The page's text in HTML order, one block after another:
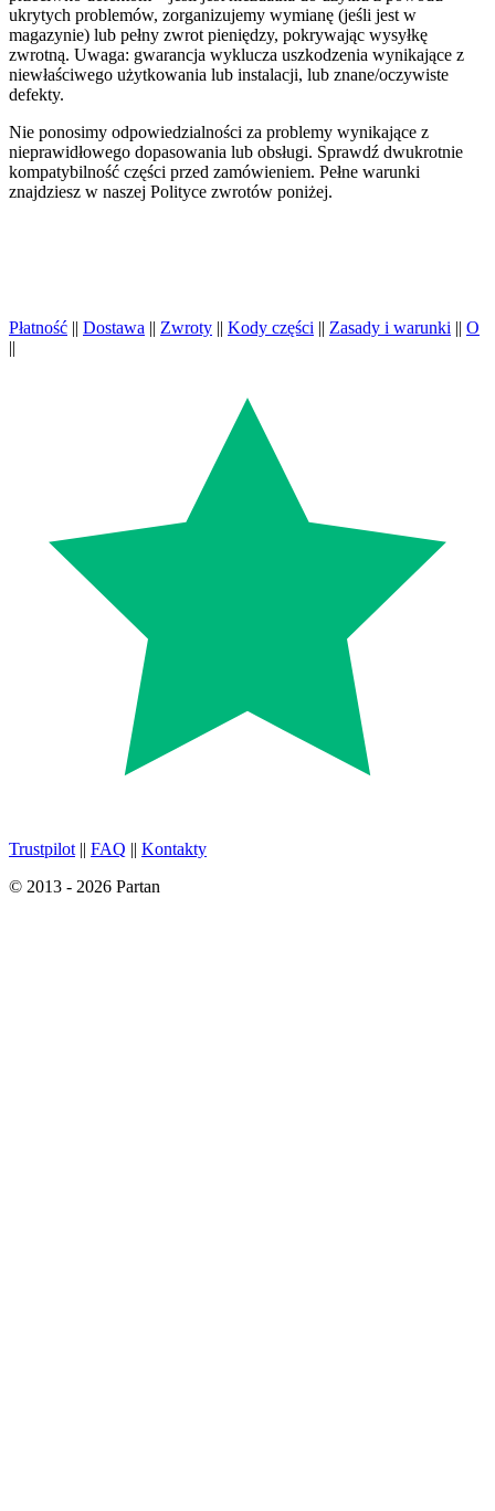
ukrytych problemów, zorganizujemy wymianę (jeśli jest w
magazynie) lub pełny zwrot pieniędzy, pokrywając wysyłkę
zwrotną. Uwaga: gwarancja wyklucza uszkodzenia wynikające z
niewłaściwego użytkowania lub instalacji, lub znane/oczywiste
defekty.
Nie ponosimy odpowiedzialności za problemy wynikające z
nieprawidłowego dopasowania lub obsługi. Sprawdź dwukrotnie
kompatybilność części przed zamówieniem. Pełne warunki
znajdziesz w naszej Polityce zwrotów poniżej.
Płatność || Dostawa || Zwroty || Kody części || Zasady i warunki || O
||
Trustpilot || FAQ || Kontakty
© 2013 - 2026 Partan